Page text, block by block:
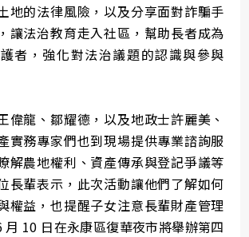
地的法律風險，以及分享面對詐騙手
讓法治教育走入社區，幫助長者成為
者，強化對法治議題的認識與參與
偉龍、鄒耀德，以及地政士許麗美、
實務專家們也到現場提供專業諮詢服
解農地權利、資產傳承與登記爭議等
長輩表示，此次活動讓他們了解如何
權益，也提醒子女注意長輩財產管理
月 10 日在永康區復華夜市將舉辦第四